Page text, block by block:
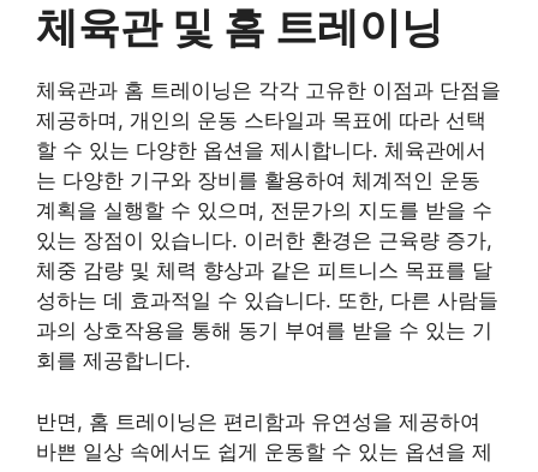
체육관 및 홈 트레이닝
체육관과 홈 트레이닝은 각각 고유한 이점과 단점을
제공하며, 개인의 운동 스타일과 목표에 따라 선택
할 수 있는 다양한 옵션을 제시합니다. 체육관에서
는 다양한 기구와 장비를 활용하여 체계적인 운동
계획을 실행할 수 있으며, 전문가의 지도를 받을 수
있는 장점이 있습니다. 이러한 환경은 근육량 증가,
체중 감량 및 체력 향상과 같은 피트니스 목표를 달
성하는 데 효과적일 수 있습니다. 또한, 다른 사람들
과의 상호작용을 통해 동기 부여를 받을 수 있는 기
회를 제공합니다.
반면, 홈 트레이닝은 편리함과 유연성을 제공하여
바쁜 일상 속에서도 쉽게 운동할 수 있는 옵션을 제